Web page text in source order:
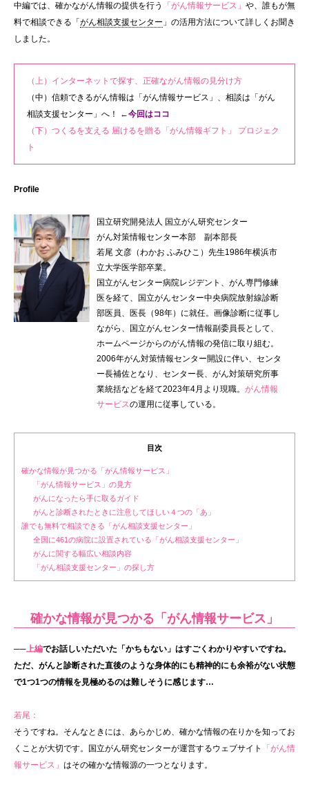
中編では、確かながん情報の提供を行う 「がん情報サービス」 や、誰もが無
料で相談できる「 がん相談支援センター 」の活用方法について詳しくお聞き
しました。
（上）インターネットで探す、正確ながん情報の見分け方
（中）信頼できるがん情報は「がん情報サービス」、相談は「がん
相談支援センター」へ！
←今回はココ
（下）つくるを支える 届けるを贈る「がん情報ギフト」 プロジェク
ト
Profile
国立研究開発法人 国立がん研究センター
がん対策情報センター本部 副本部長
若尾 文彦（わかお ふみひこ）先生1986年横浜市
立大学医学部卒業。
国立がんセンター病院レジデント、がん専門修練
医を経て、国立がんセンター中央病院放射線診断
部医員、医長（98年）に就任。画像診断に従事し
ながら、国立がんセンター情報副委員長として、
ホームページからのがん情報の発信に取り組む。
2006年がん対策情報センター開設に伴い、センタ
ー長補佐となり、センター長、がん対策研究所事
業統括などを経て2023年4月より現職。 がん情報
サービスの運用に従事している。
目次
確かな情報が見つかる「がん情報サービス」
「がん情報サービス」の見方
がんになったら手に取るガイド
がんと診断されたときに注意してほしい４つの「あ」
誰でも無料で相談できる「がん相談支援センター」
全国に461の病院に設置されている「がん相談支援センター」
がんに関する幅広い相談内容
「がん相談支援センター」の探し方
確かな情報が見つかる「がん情報サービス」
── 上編でお話しいただいた「かちもない」はすごくわかりやすいですね。
ただ、がんと診断された直後のような身体的にも精神的にも余裕がない状態
で1つ1つの情報を見極めるのは難しそうに感じます…
若尾：
そうですね。そんなときには、あらかじめ、確かな情報の在りかを知ってお
くことが大切です。国立がん研究センターが運営するウェブサイト
「がん情
報サービス」 はその確かな情報源の一つとなります。